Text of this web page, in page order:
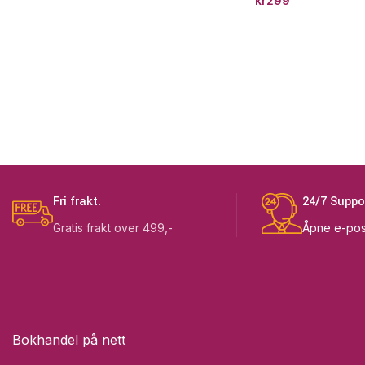
Fri frakt.
Gratis frakt over 499,-
24/7
Åpne e-
Bokhandel på nett